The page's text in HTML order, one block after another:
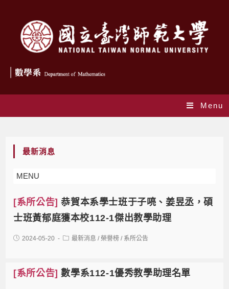
Menu
最新消息
MENU
[系所公告]恭賀本系學士班于子喨、姜昱丞，碩
士班黃郁庭獲本校112-1傑出教學助理
2024-05-20 最新消息 / 榮譽榜 / 系所公告
[系所公告]數學系112-1優秀教學助理名單